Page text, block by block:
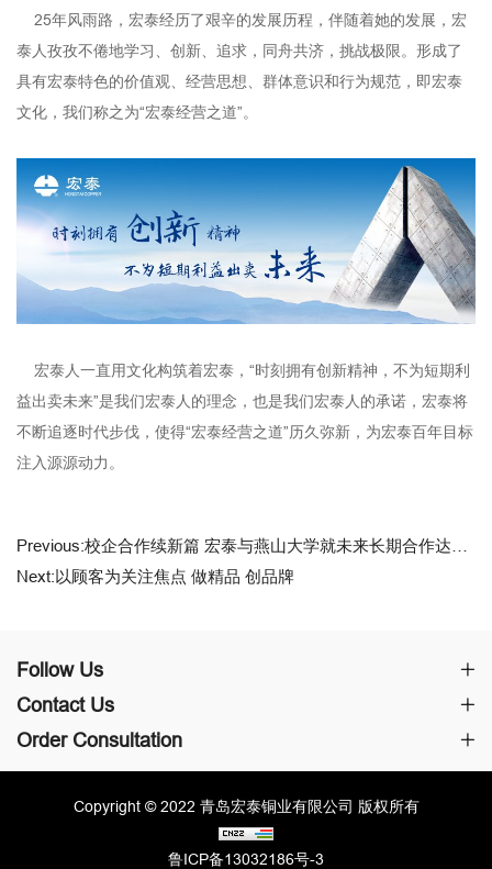
25年风雨路，宏泰经历了艰辛的发展历程，伴随着她的发展，宏
泰人孜孜不倦地学习、创新、追求，同舟共济，挑战极限。形成了
具有宏泰特色的价值观、经营思想、群体意识和行为规范，即宏泰
文化，我们称之为“宏泰经营之道”。
宏泰人一直用文化构筑着宏泰，“时刻拥有创新精神，不为短期利
益出卖未来”是我们宏泰人的理念，也是我们宏泰人的承诺，宏泰将
不断追逐时代步伐，使得“宏泰经营之道”历久弥新，为宏泰百年目标
注入源源动力。
Previous:校企合作续新篇 宏泰与燕山大学就未来长期合作达成共识
Next:以顾客为关注焦点 做精品 创品牌
Follow Us
Contact Us
Order Consultation
Copyright © 2022 青岛宏泰铜业有限公司 版权所有
鲁ICP备13032186号-3